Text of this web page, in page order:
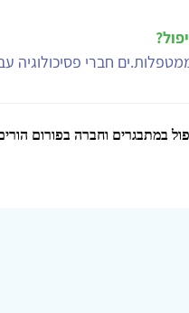
חברי פסיכולוגיה
במתבגרים וחברה בפורום